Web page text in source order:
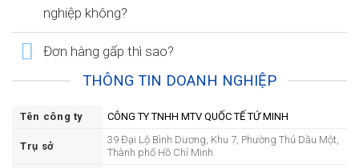
nghiệp không?
Đơn hàng gấp thì sao?
THÔNG TIN DOANH NGHIỆP
Tên công ty CÔNG TY TNHH MTV QUỐC TẾ TỨ MINH
Trụ sở
39 Đại Lộ Bình Dương, Khu 7, Phường Thủ Dầu Một,
Thành phố Hồ Chí Minh